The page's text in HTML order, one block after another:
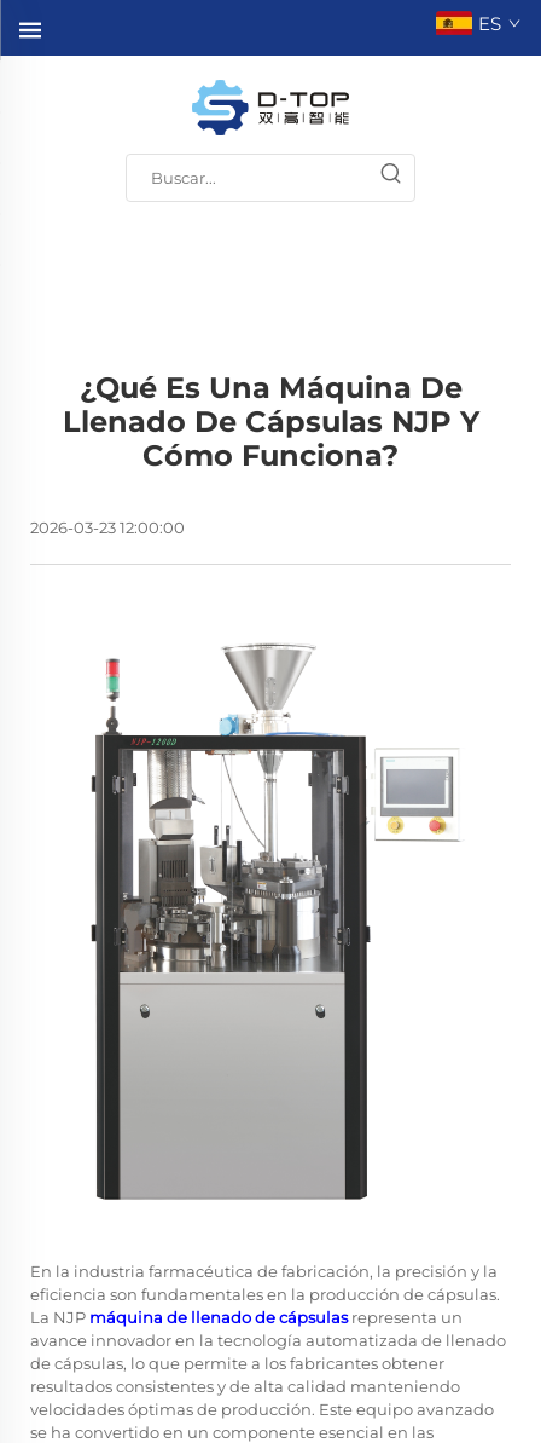
ES
¿Qué Es Una Máquina De
Llenado De Cápsulas NJP Y
Cómo Funciona?
2026-03-23 12:00:00
En la industria farmacéutica de fabricación, la precisión y la
eficiencia son fundamentales en la producción de cápsulas.
La NJP máquina de llenado de cápsulasrepresenta un
avance innovador en la tecnología automatizada de llenado
de cápsulas, lo que permite a los fabricantes obtener
resultados consistentes y de alta calidad manteniendo
velocidades óptimas de producción. Este equipo avanzado
se ha convertido en un componente esencial en las